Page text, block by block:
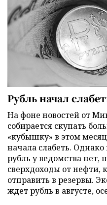
Рубль начал
На фоне новостей от
собирается скупать
«кубышку» в этом
начала слабеть. Однако
рубль у ведомства нет,
сверхдоходы от нефти,
отправить в резервы.
ждет рубль в августе,